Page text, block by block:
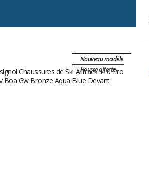
Nouveau modèle
Housse offerte